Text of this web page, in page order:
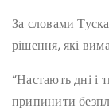
За словами
рішення, які
“Настають дні і
припинити